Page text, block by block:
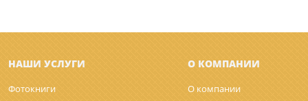
НАШИ УСЛУГИ
Фотокниги
О КОМПАНИИ
О компании